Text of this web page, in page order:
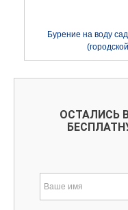
Бурение на воду
ОСТАЛИСЬ